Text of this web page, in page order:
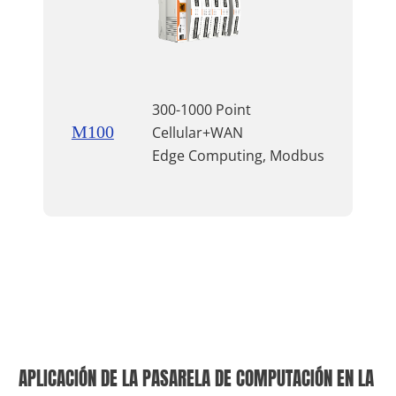
M100
300-1000 Point
Cellular+WAN
Edge Computing, Modbus
APLICACIÓN DE LA PASARELA DE COMPUTACIÓN EN LA